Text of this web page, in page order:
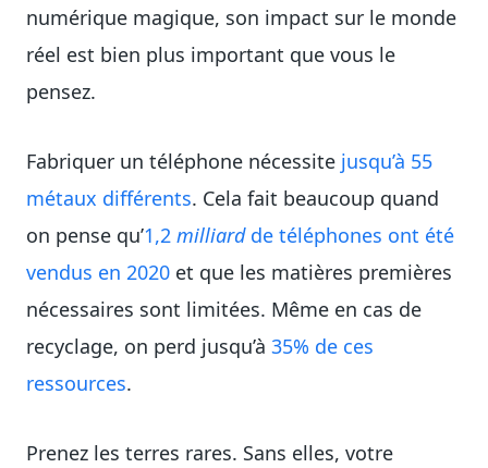
numérique magique, son impact sur le monde
réel est bien plus important que vous le
pensez.
Fabriquer un téléphone nécessite jusqu’à 55
métaux différents. Cela fait beaucoup quand
on pense qu’1,2 milliardde téléphones ont été
vendus en 2020 et que les matières premières
nécessaires sont limitées. Même en cas de
recyclage, on perd jusqu’à 35% de ces
ressources.
Prenez les terres rares. Sans elles, votre